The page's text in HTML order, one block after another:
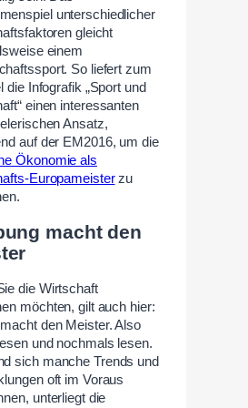
unterschiedlicher
gleicht
einem
So liefert zum
die Infografik „Sport und
einen interessanten
Ansatz,
auf der EM2016, um die
Ökonomie als
Europameisterzu
macht den
die Wirtschaft
möchten, gilt auch hier:
den Meister. Also
und nochmals lesen.
sich manche Trends und
oft im Voraus
unterliegt die